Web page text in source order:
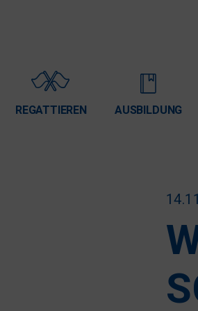
REGATTIEREN AUSBILDUNG